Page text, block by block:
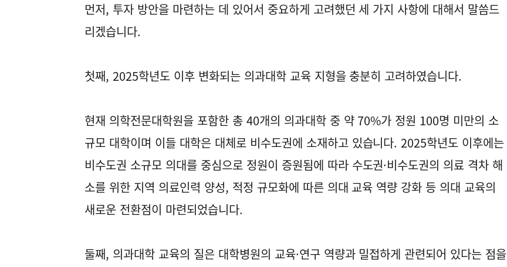
먼저, 투자 방안을 마련하는 데 있어서 중요하게 고려했던 세 가지 사항에 대해서 말씀드
리겠습니다.
첫째, 2025학년도 이후 변화되는 의과대학 교육 지형을 충분히 고려하였습니다.
현재 의학전문대학원을 포함한 총 40개의 의과대학 중 약 70%가 정원 100명 미만의 소
규모 대학이며 이들 대학은 대체로 비수도권에 소재하고 있습니다. 2025학년도 이후에는
비수도권 소규모 의대를 중심으로 정원이 증원됨에 따라 수도권·비수도권의 의료 격차 해
소를 위한 지역 의료인력 양성, 적정 규모화에 따른 의대 교육 역량 강화 등 의대 교육의
새로운 전환점이 마련되었습니다.
둘째, 의과대학 교육의 질은 대학병원의 교육·연구 역량과 밀접하게 관련되어 있다는 점을